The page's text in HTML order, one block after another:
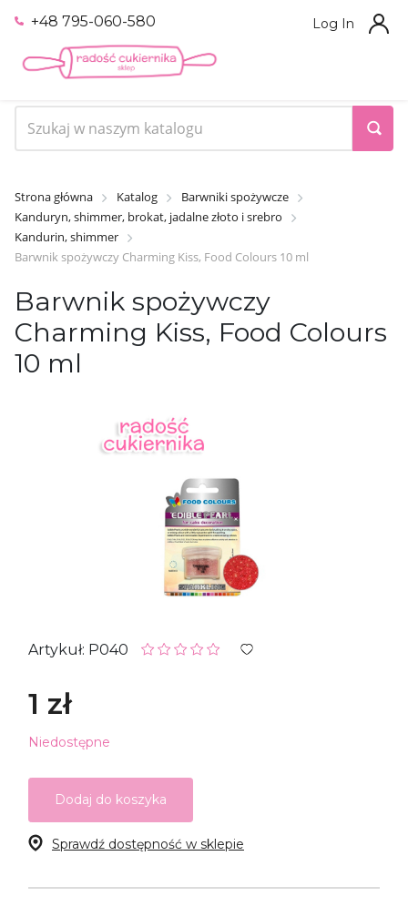
+48 795-060-580 Log In
Strona główna Katalog
Barwniki spożywcze
Kanduryn, shimmer, brokat, jadalne złoto i srebro
Kandurin, shimmer
Barwnik spożywczy Charming Kiss, Food Colours 10 ml
Barwnik spożywczy
Charming Kiss, Food Colours
10 ml
Artykuł: P040
1 zł
Niedostępne
Dodaj do koszyka
Sprawdź dostępność w sklepie